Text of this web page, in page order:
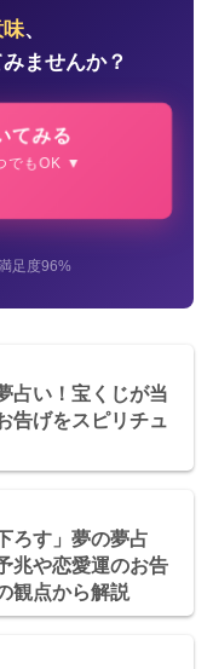
、
ませんか？
てみる
でもOK ▼
足度96%
占い！宝くじが当
告げをスピリチュ
ろす」夢の夢占
兆や恋愛運のお告
観点から解説